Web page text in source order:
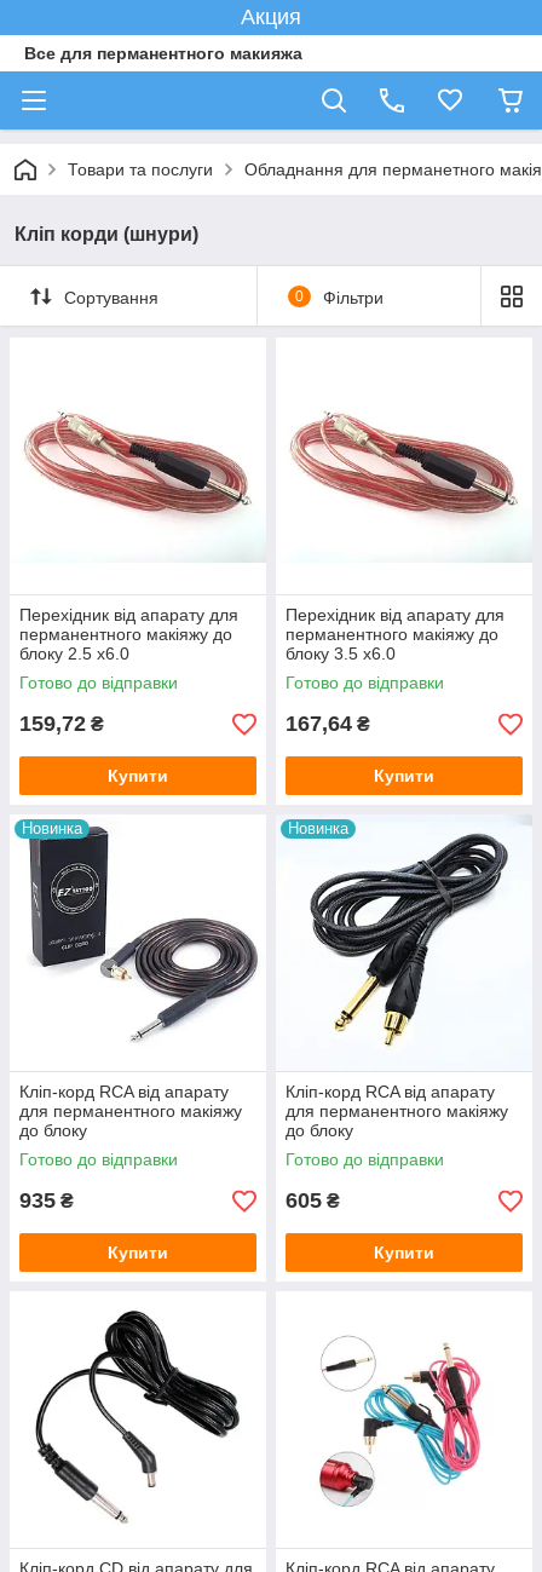
Акция
Все для перманентного макияжа
Товари та послуги Обладнання для перманетного
Кліп корди (шнури)
Сортування 0 Фільтри
Перехідник від апарату для
перманентного макіяжу до
блоку 2.5 х6.0
Готово до відправки
159,72 ₴
Купити
Перехідник від апарату для
перманентного макіяжу до
блоку 3.5 х6.0
Готово до відправки
167,64 ₴
Купити
Новинка
Кліп-корд RCA від апарату
для перманентного макіяжу
до блоку
Готово до відправки
935 ₴
Купити
Новинка
Кліп-корд RCA від апарату
для перманентного макіяжу
до блоку
Готово до відправки
605 ₴
Купити